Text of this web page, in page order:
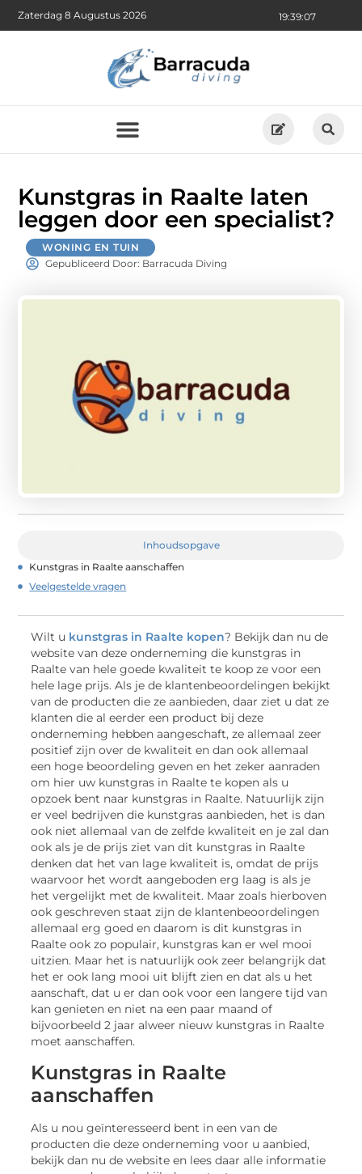
19:39:09
Zaterdag 8 Augustus 2026
Kunstgras in Raalte laten
leggen door een specialist?
WONING EN TUIN
Gepubliceerd Door: Barracuda Diving
Inhoudsopgave
Kunstgras in Raalte aanschaffen
Veelgestelde vragen
Wilt u kunstgras in Raalte kopen? Bekijk dan nu de
website van deze onderneming die kunstgras in
Raalte van hele goede kwaliteit te koop ze voor een
hele lage prijs. Als je de klantenbeoordelingen bekijkt
van de producten die ze aanbieden, daar ziet u dat ze
klanten die al eerder een product bij deze
onderneming hebben aangeschaft, ze allemaal zeer
positief zijn over de kwaliteit en dan ook allemaal
een hoge beoordeling geven en het zeker aanraden
om hier uw kunstgras in Raalte te kopen als u
opzoek bent naar kunstgras in Raalte. Natuurlijk zijn
er veel bedrijven die kunstgras aanbieden, het is dan
ook niet allemaal van de zelfde kwaliteit en je zal dan
ook als je de prijs ziet van dit kunstgras in Raalte
denken dat het van lage kwaliteit is, omdat de prijs
waarvoor het wordt aangeboden erg laag is als je
het vergelijkt met de kwaliteit. Maar zoals hierboven
ook geschreven staat zijn de klantenbeoordelingen
allemaal erg goed en daarom is dit kunstgras in
Raalte ook zo populair, kunstgras kan er wel mooi
uitzien. Maar het is natuurlijk ook zeer belangrijk dat
het er ook lang mooi uit blijft zien en dat als u het
aanschaft, dat u er dan ook voor een langere tijd van
kan genieten en niet na een paar maand of
bijvoorbeeld 2 jaar alweer nieuw kunstgras in Raalte
moet aanschaffen.
Kunstgras in Raalte
aanschaffen
Als u nou geïnteresseerd bent in een van de
producten die deze onderneming voor u aanbied,
bekijk dan nu de website en lees daar alle informatie